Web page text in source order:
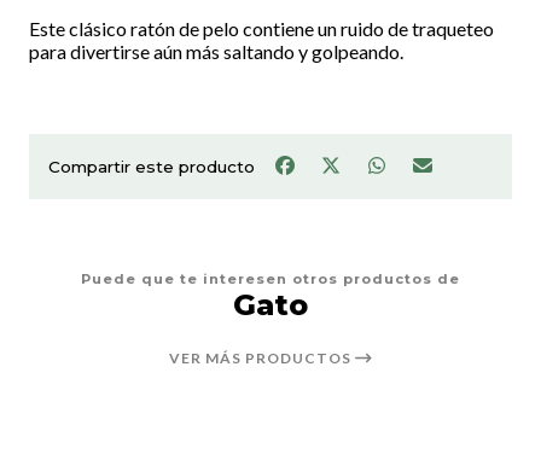
Este clásico ratón de pelo contiene un ruido de traqueteo
para divertirse aún más saltando y golpeando.
Compartir este producto
Puede que te interesen otros productos de
Gato
VER MÁS PRODUCTOS